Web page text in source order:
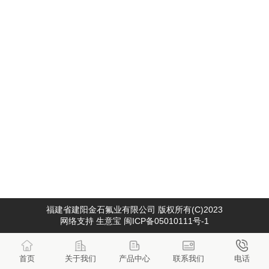
福建省建阳金石氟业有限公司 版权所有(C)2023
网络支持 生意宝 闽ICP备05010111号-1
首页 关于我们 产品中心 联系我们 电话